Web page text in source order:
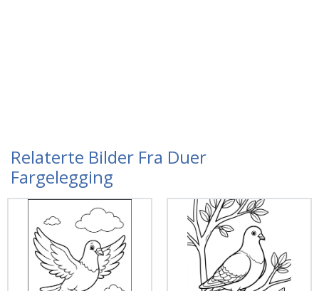
Relaterte Bilder Fra Duer
Fargelegging